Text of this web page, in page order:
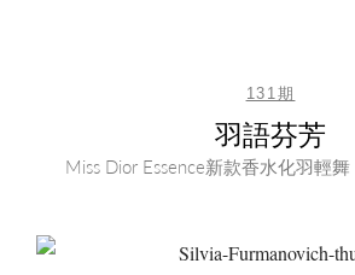
131期
羽語芬芳
Miss Dior Essence新款香水化羽輕